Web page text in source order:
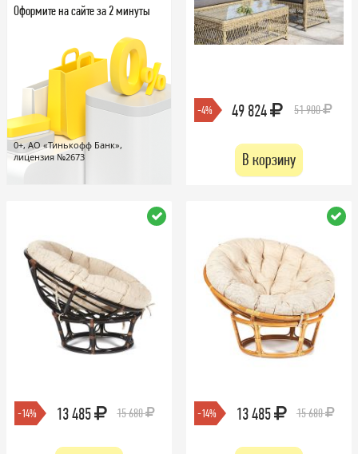
Оформите на сайте за 2 минуты
0+, АО «Тинькофф Банк»,
лицензия №2673
-4% 49 824 51 900
В корзину
-14% 13 485 15 680 -14% 13 485 15 680